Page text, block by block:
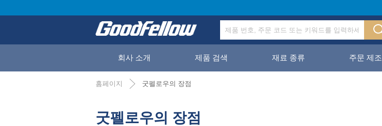
회사 소개 제품 검색 재료 종류 주문 제조
홈페이지 굿펠로우의 장점
굿펠로우의 장점